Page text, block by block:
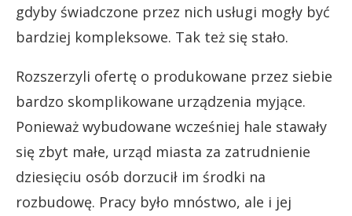
gdyby świadczone przez nich usługi mogły być
bardziej kompleksowe. Tak też się stało.
Rozszerzyli ofertę o produkowane przez siebie
bardzo skomplikowane urządzenia myjące.
Ponieważ wybudowane wcześniej hale stawały
się zbyt małe, urząd miasta za zatrudnienie
dziesięciu osób dorzucił im środki na
rozbudowę. Pracy było mnóstwo, ale i jej